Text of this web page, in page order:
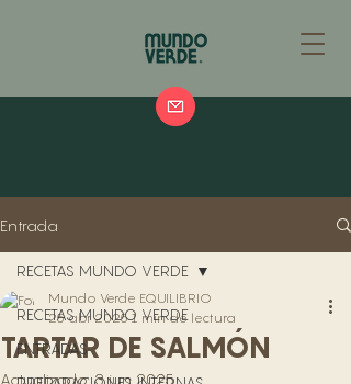
Entrada
RECETAS MUNDO VERDE
ENTRADAS
RECETAS MUNDO VERDE
TARTAR DE SALMÓN
Mundo Verde EQUILIBRIO
25 abr 20251 min de lectura
Actualizado:3 jun 2025